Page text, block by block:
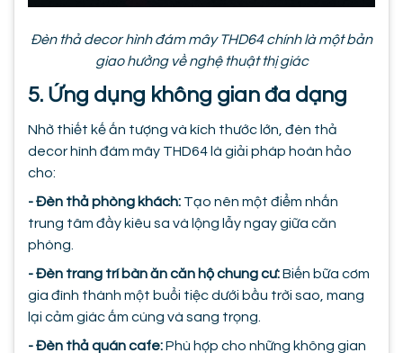
Đèn thả decor hình đám mây THD64 chính là một bản
giao hưởng về nghệ thuật thị giác
5. Ứng dụng không gian đa dạng
Nhờ thiết kế ấn tượng và kích thước lớn, đèn thả
decor hình đám mây THD64 là giải pháp hoàn hảo
cho:
- Đèn thả phòng khách: Tạo nên một điểm nhấn
trung tâm đầy kiêu sa và lộng lẫy ngay giữa căn
phòng.
- Đèn trang trí bàn ăn căn hộ chung cư:Biến bữa cơm
gia đình thành một buổi tiệc dưới bầu trời sao, mang
lại cảm giác ấm cúng và sang trọng.
- Đèn thả quán cafe:Phù hợp cho những không gian